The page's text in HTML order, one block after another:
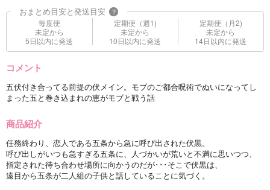
おまとめ目安と発送目安 ?
毎度便
未定から
5日以内に発送
定期便（週1)
未定から
10日以内に発送
定期便（月2)
未定から
14日以内に発送
コメント
五伏付き合ってる前提の伏メイン。モブのご都合呪術でぬいになってし
まった五と巻き込まれの恵がモブと戦う話
商品紹介
任務終わり、恋人である五条から急に呼び出された伏黒。
呼び出しがいつも急すぎる五条に、人づかいが荒いと不満に思いつつ、
指定された待ち合わせ場所に向かうのだが･･･そこで伏黒は、
遠目から五条が二人組の子供と話していることに気づく。